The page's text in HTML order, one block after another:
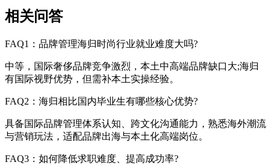
相关问答
FAQ1：品牌管理海归时尚行业就业难度大吗?
中等，国际奢侈品牌竞争激烈，本土中高端品牌缺口大;海归
有国际视野优势，但需补本土实操经验。
FAQ2：海归相比国内毕业生有哪些核心优势?
具备国际品牌管理体系认知、跨文化沟通能力，熟悉海外潮流
与营销玩法，适配品牌出海与本土化高端岗位。
FAQ3：如何降低求职难度、提高成功率?